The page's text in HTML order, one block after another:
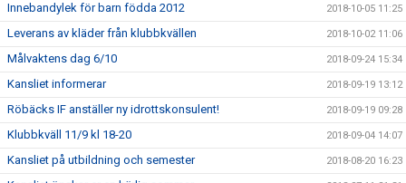
Innebandylek för barn födda 2012 2018-10-05 11:25
Leverans av kläder från klubbkvällen 2018-10-02 11:06
Målvaktens dag 6/10 2018-09-24 15:34
Kansliet informerar 2018-09-19 13:12
Röbäcks IF anställer ny idrottskonsulent! 2018-09-19 09:28
Klubbkväll 11/9 kl 18-20 2018-09-04 14:07
Kansliet på utbildning och semester 2018-08-20 16:23